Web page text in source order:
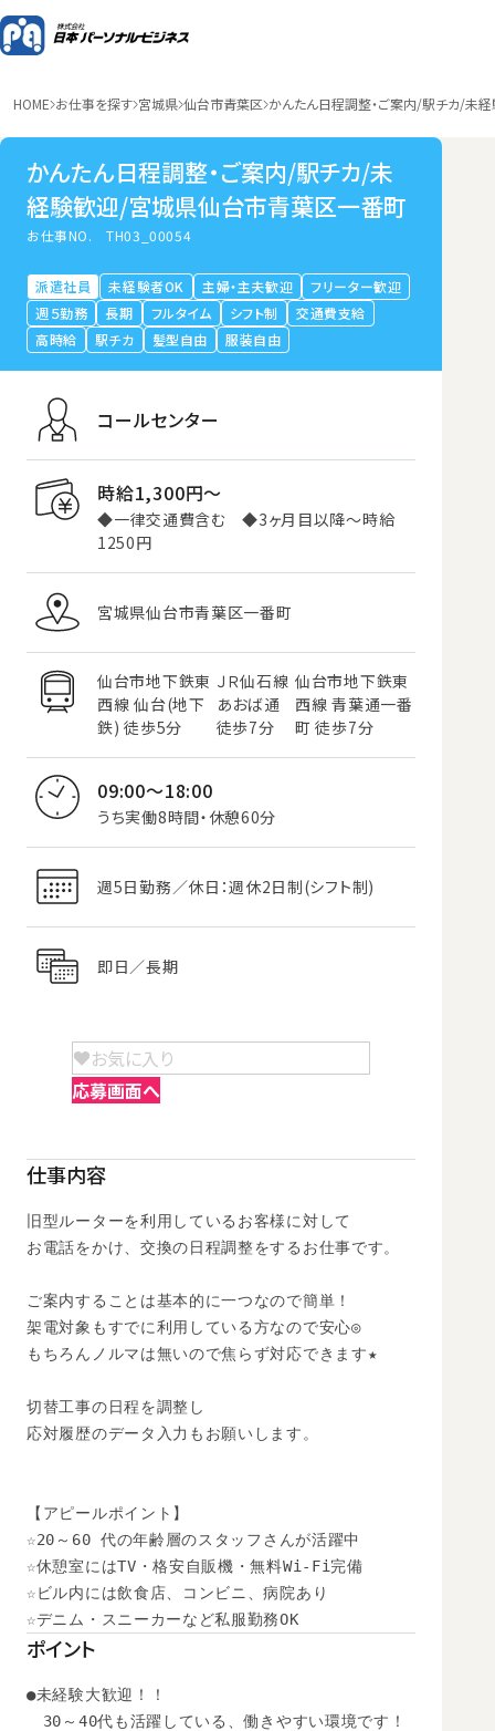
HOME お仕事を探す 宮城県 仙台市青葉区 かんたん日程調整・ご案内/駅チカ/未
かんたん日程調整・ご案内/駅チカ/未
経験歓迎/宮城県仙台市青葉区一番町
お仕事NO.TH03_00054
派遣社員 未経験者OK 主婦・主夫歓迎
フリーター歓迎
週５勤務
長期 フルタイム シフト制
交通費支給
高時給
駅チカ 髪型自由 服装自由
コールセンター
時給1,300円〜
◆一律交通費含む ◆3ヶ月目以降～時給
1250円
宮城県仙台市青葉区一番町
仙台市地下鉄東
西線 仙台(地下
鉄) 徒歩5分
ＪＲ仙石線
あおば通
徒歩7分
仙台市地下鉄東
西線 青葉通一番
町 徒歩7分
09:00～18:00
うち実働8時間・休憩60分
週5日勤務／休日：週休2日制(シフト制)
即日／長期
お気に入り
応募画面へ
仕事内容
旧型ルーターを利用しているお客様に対して
お電話をかけ、交換の日程調整をするお仕事です。
ご案内することは基本的に一つなので簡単！
架電対象もすでに利用している方なので安心◎
もちろんノルマは無いので焦らず対応できます★
切替工事の日程を調整し
応対履歴のデータ入力もお願いします。
【アピールポイント】
☆20～60 代の年齢層のスタッフさんが活躍中
☆休憩室にはTV・格安自販機・無料Wi-Fi完備
☆ビル内には飲食店、コンビニ、病院あり
☆デニム・スニーカーなど私服勤務OK
ポイント
●未経験大歓迎！！
30～40代も活躍している、働きやすい環境です！